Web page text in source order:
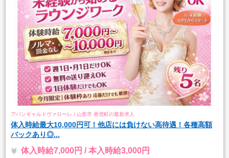
アバンギャルドヴァローレ / 山形市 香澄町の最新求人
体入時給最大10,000円可！他店には負けない高待遇！各種高額
バックあり◎...
体入時給7,000円 / 本入時給3,000円